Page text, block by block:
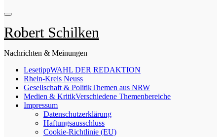
Robert Schilken
Nachrichten & Meinungen
LesetippWAHL DER REDAKTION
Rhein-Kreis Neuss
Gesellschaft & PolitikThemen aus NRW
Medien & KritikVerschiedene Themenbereiche
Impressum
Datenschutzerklärung
Haftungsausschluss
Cookie-Richtlinie (EU)